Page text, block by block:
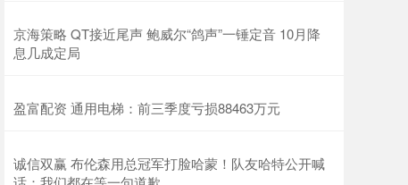
京海策略 QT接近尾声 鲍威尔“鸽声”一锤定音 10月降
息几成定局
盈富配资 通用电梯：前三季度亏损88463万元
诚信双赢 布伦森用总冠军打脸哈蒙！队友哈特公开喊